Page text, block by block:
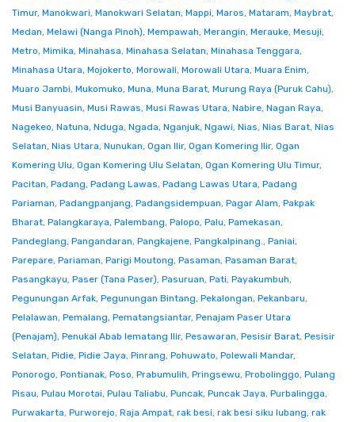
Timur, Manokwari, Manokwari Selatan, Mappi, Maros, Mataram, Maybrat,
Medan, Melawi (Nanga Pinoh), Mempawah, Merangin, Merauke, Mesuji,
Metro, Mimika, Minahasa, Minahasa Selatan, Minahasa Tenggara,
Minahasa Utara, Mojokerto, Morowali, Morowali Utara, Muara Enim,
Muaro Jambi, Mukomuko, Muna, Muna Barat, Murung Raya (Puruk Cahu),
Musi Banyuasin, Musi Rawas, Musi Rawas Utara, Nabire, Nagan Raya,
Nagekeo, Natuna, Nduga, Ngada, Nganjuk, Ngawi, Nias, Nias Barat, Nias
Selatan, Nias Utara, Nunukan, Ogan Ilir, Ogan Komering Ilir, Ogan
Komering Ulu, Ogan Komering Ulu Selatan, Ogan Komering Ulu Timur,
Pacitan, Padang, Padang Lawas, Padang Lawas Utara, Padang
Pariaman, Padangpanjang, Padangsidempuan, Pagar Alam, Pakpak
Bharat, Palangkaraya, Palembang, Palopo, Palu, Pamekasan,
Pandeglang, Pangandaran, Pangkajene, Pangkalpinang., Paniai,
Parepare, Pariaman, Parigi Moutong, Pasaman, Pasaman Barat,
Pasangkayu, Paser (Tana Paser), Pasuruan, Pati, Payakumbuh,
Pegunungan Arfak, Pegunungan Bintang, Pekalongan, Pekanbaru,
Pelalawan, Pemalang, Pematangsiantar, Penajam Paser Utara
(Penajam), Penukal Abab lematang Ilir, Pesawaran, Pesisir Barat, Pesisir
Selatan, Pidie, Pidie Jaya, Pinrang, Pohuwato, Polewali Mandar,
Ponorogo, Pontianak, Poso, Prabumulih, Pringsewu, Probolinggo, Pulang
Pisau, Pulau Morotai, Pulau Taliabu, Puncak, Puncak Jaya, Purbalingga,
Purwakarta, Purworejo, Raja Ampat, rak besi, rak besi siku lubang, rak